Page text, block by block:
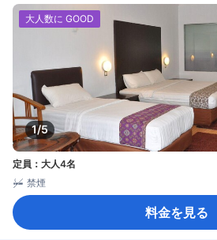
1/5
大人数に GOOD
定員：大人4名
禁煙
料金を見る